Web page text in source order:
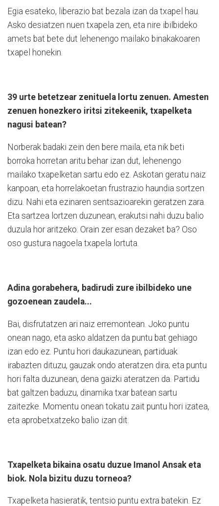
Egia esateko, liberazio bat bezala izan da txapel hau.
Asko desiatzen nuen txapela zen, eta nire ibilbideko
amets bat bete dut lehenengo mailako binakakoaren
txapel honekin.
39 urte betetzear zenituela lortu zenuen. Amesten
zenuen honezkero iritsi zitekeenik, txapelketa
nagusi batean?
Norberak badaki zein den bere maila, eta nik beti
borroka horretan aritu behar izan dut, lehenengo
mailako txapelketan sartu edo ez. Askotan geratu naiz
kanpoan, eta horrelakoetan frustrazio haundia sortzen
dizu. Nahi eta ezinaren sentsazioarekin geratzen zara.
Eta sartzea lortzen duzunean, erakutsi nahi duzu balio
duzula hor aritzeko. Orain zer esan dezaket ba? Oso
oso gustura nagoela txapela lortuta.
Adina gorabehera, badirudi zure ibilbideko une
gozoenean zaudela...
Bai, disfrutatzen ari naiz erremontean. Joko puntu
onean nago, eta asko aldatzen da puntu bat gehiago
izan edo ez. Puntu hori daukazunean, partiduak
irabazten dituzu, gauzak ondo ateratzen dira; eta puntu
hori falta duzunean, dena gaizki ateratzen da. Partidu
bat galtzen baduzu, dinamika txar batean sartu
zaitezke. Momentu onean tokatu zait puntu hori izatea,
eta aprobetxatzeko balio izan dit.
Txapelketa bikaina osatu duzue Imanol Ansak eta
biok. Nola bizitu duzu torneoa?
Txapelketa hasieratik, tentsio puntu extra batekin. Ez